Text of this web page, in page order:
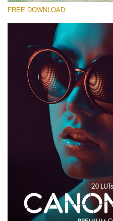
FREE DOWNLOAD